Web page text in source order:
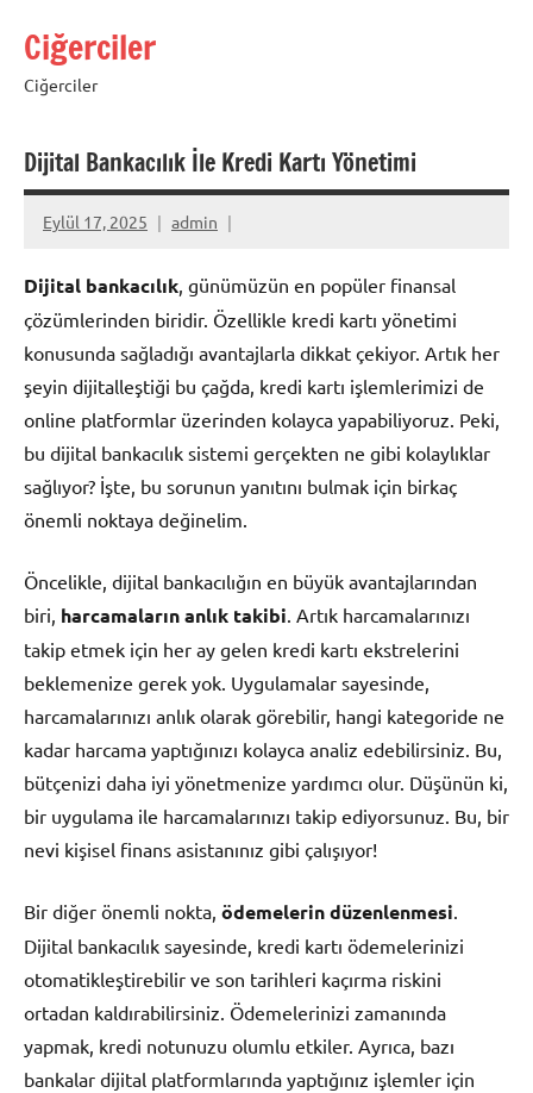
geçCiğerciler
Ciğerciler
Dijital Bankacılık İle Kredi Kartı Yönetimi
Eylül 17, 2025 admin
Dijital bankacılık, günümüzün en popüler finansal
çözümlerinden biridir. Özellikle kredi kartı yönetimi
konusunda sağladığı avantajlarla dikkat çekiyor. Artık her
şeyin dijitalleştiği bu çağda, kredi kartı işlemlerimizi de
online platformlar üzerinden kolayca yapabiliyoruz. Peki,
bu dijital bankacılık sistemi gerçekten ne gibi kolaylıklar
sağlıyor? İşte, bu sorunun yanıtını bulmak için birkaç
önemli noktaya değinelim.
Öncelikle, dijital bankacılığın en büyük avantajlarından
biri, harcamaların anlık takibi. Artık harcamalarınızı
takip etmek için her ay gelen kredi kartı ekstrelerini
beklemenize gerek yok. Uygulamalar sayesinde,
harcamalarınızı anlık olarak görebilir, hangi kategoride ne
kadar harcama yaptığınızı kolayca analiz edebilirsiniz. Bu,
bütçenizi daha iyi yönetmenize yardımcı olur. Düşünün ki,
bir uygulama ile harcamalarınızı takip ediyorsunuz. Bu, bir
nevi kişisel finans asistanınız gibi çalışıyor!
Bir diğer önemli nokta, ödemelerin düzenlenmesi.
Dijital bankacılık sayesinde, kredi kartı ödemelerinizi
otomatikleştirebilir ve son tarihleri kaçırma riskini
ortadan kaldırabilirsiniz. Ödemelerinizi zamanında
yapmak, kredi notunuzu olumlu etkiler. Ayrıca, bazı
bankalar dijital platformlarında yaptığınız işlemler için